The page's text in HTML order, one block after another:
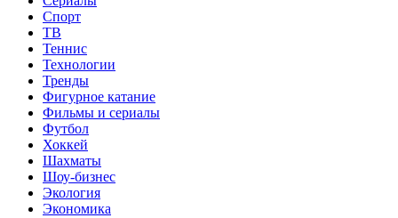
Спорт
ТВ
Теннис
Технологии
Тренды
Фигурное катание
Фильмы и сериалы
Футбол
Хоккей
Шахматы
Шоу-бизнес
Экология
Экономика